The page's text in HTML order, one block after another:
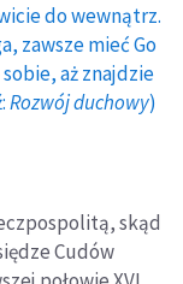
do wewnątrz.
zawsze mieć Go
aż znajdzie
Rozwój duchowy)
skąd
Cudów